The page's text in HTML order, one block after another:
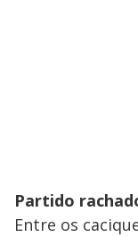
Partido
Entre os